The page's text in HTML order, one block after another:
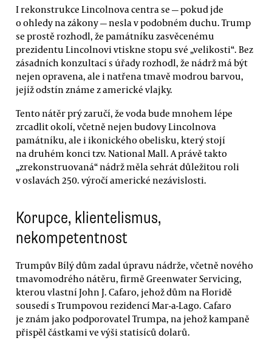
I rekonstrukce Lincolnova centra se — pokud jde
o ohledy na zákony — nesla v podobném duchu. Trump
se prostě rozhodl, že památníku zasvěcenému
prezidentu Lincolnovi vtiskne stopu své „velikosti“. Bez
zásadních konzultací s úřady rozhodl, že nádrž má být
nejen opravena, ale i natřena tmavě modrou barvou,
jejíž odstín známe z americké vlajky.
Tento nátěr prý zaručí, že voda bude mnohem lépe
zrcadlit okolí, včetně nejen budovy Lincolnova
památníku, ale i ikonického obelisku, který stojí
na druhém konci tzv. National Mall. A právě takto
„zrekonstruovaná“ nádrž měla sehrát důležitou roli
v oslavách 250. výročí americké nezávislosti.
Korupce, klientelismus,
nekompetentnost
Trumpův Bílý dům zadal úpravu nádrže, včetně nového
tmavomodrého nátěru, firmě Greenwater Servicing,
kterou vlastní John J. Cafaro, jehož dům na Floridě
sousedí s Trumpovou rezidencí Mar-a-Lago. Cafaro
je znám jako podporovatel Trumpa, na jehož kampaně
přispěl částkami ve výši statisíců dolarů.